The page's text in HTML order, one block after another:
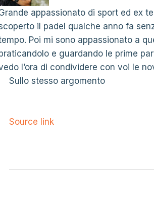
appassionato di sport ed ex
il padel qualche anno fa
Poi mi sono appassionato a
e guardando le prime
l’ora di condividere con voi le
Sullo stesso argomento
Source link